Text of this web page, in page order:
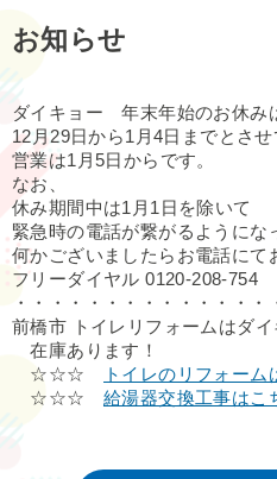
お知らせ
ダイキョー 年末年始のお休み
12月29日から1月4日までとさせ
営業は1月5日からです。
なお、
休み期間中は1月1日を除いて
緊急時の電話が繋がるようにな
何かございましたらお電話にて
フリーダイヤル 0120-208-754
・・・・・・・・・・・・・・
前橋市 トイレリフォームはダイ
在庫あります！
☆☆☆
トイレのリフォーム
☆☆☆ 給湯器交換工事はこ